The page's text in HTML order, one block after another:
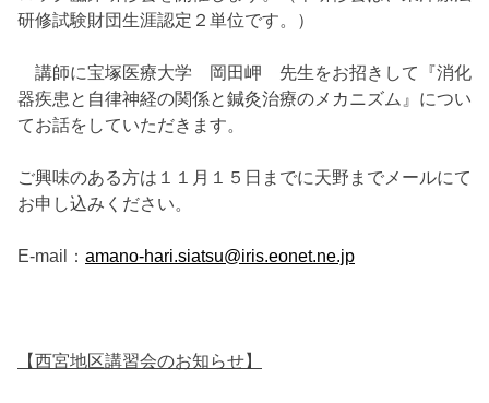
研修試験財団生涯認定２単位です。）
講師に宝塚医療大学 岡田岬 先生をお招きして『消化
器疾患と自律神経の関係と鍼灸治療のメカニズム』につい
てお話をしていただきます。
ご興味のある方は１１月１５日までに天野までメールにて
お申し込みください。
E-mail： amano-hari.siatsu@iris.eonet.ne.jp
【西宮地区講習会のお知らせ】